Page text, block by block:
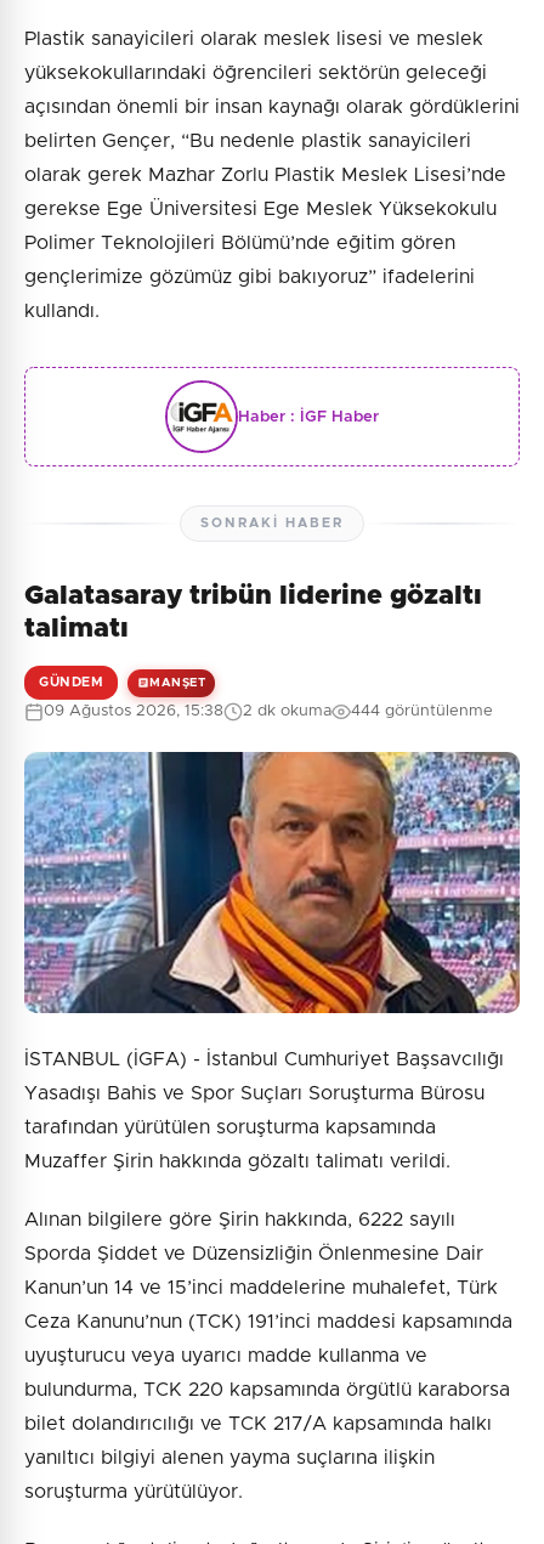
Plastik sanayicileri olarak meslek lisesi ve meslek
yüksekokullarındaki öğrencileri sektörün geleceği
açısından önemli bir insan kaynağı olarak gördüklerini
belirten Gençer, “Bu nedenle plastik sanayicileri
olarak gerek Mazhar Zorlu Plastik Meslek Lisesi’nde
gerekse Ege Üniversitesi Ege Meslek Yüksekokulu
Polimer Teknolojileri Bölümü’nde eğitim gören
gençlerimize gözümüz gibi bakıyoruz” ifadelerini
kullandı.
Haber : İGF Haber
SONRAKI HABER
Galatasaray tribün liderine gözaltı
talimatı
GÜNDEM MANŞET
09 Ağustos 2026, 15:38 2 dk okuma 444 görüntülenme
İSTANBUL (İGFA) - İstanbul Cumhuriyet Başsavcılığı
Yasadışı Bahis ve Spor Suçları Soruşturma Bürosu
tarafından yürütülen soruşturma kapsamında
Muzaffer Şirin hakkında gözaltı talimatı verildi.
Alınan bilgilere göre Şirin hakkında, 6222 sayılı
Sporda Şiddet ve Düzensizliğin Önlenmesine Dair
Kanun’un 14 ve 15’inci maddelerine muhalefet, Türk
Ceza Kanunu’nun (TCK) 191’inci maddesi kapsamında
uyuşturucu veya uyarıcı madde kullanma ve
bulundurma, TCK 220 kapsamında örgütlü karaborsa
bilet dolandırıcılığı ve TCK 217/A kapsamında halkı
yanıltıcı bilgiyi alenen yayma suçlarına ilişkin
soruşturma yürütülüyor.